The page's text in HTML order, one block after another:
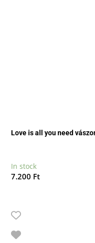
Love is all you need
In stock
7.200 Ft